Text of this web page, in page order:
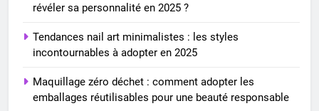
révéler sa personnalité en 2025 ?
Tendances nail art minimalistes : les styles
incontournables à adopter en 2025
Maquillage zéro déchet : comment adopter les
emballages réutilisables pour une beauté responsable